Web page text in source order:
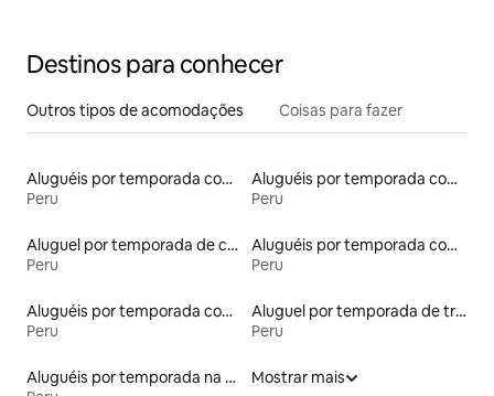
Destinos para conhecer
Outros tipos de acomodações Coisas para fazer
Aluguéis por temporada com acesso ao lago
Peru
Aluguéis por temporada com café da manhã
Peru
Aluguel por temporada de casas arredondadas
Peru
Aluguéis por temporada com cama de altura acessível
Peru
Aluguéis por temporada com banheira de hidromassagem
Peru
Aluguel por temporada de trailers
Peru
Aluguéis por temporada na orla
Mostrar mais